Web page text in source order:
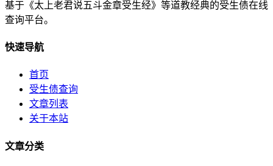
基于《太上老君说五斗金章受生经》等道教经典的受生债在线
查询平台。
快速导航
首页
受生债查询
文章列表
关于本站
文章分类